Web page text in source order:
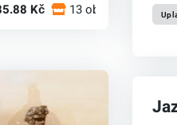
Kč 13 obchodech